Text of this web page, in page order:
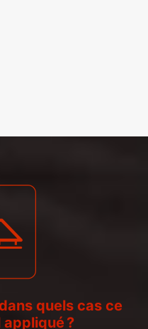
quels cas ce
?